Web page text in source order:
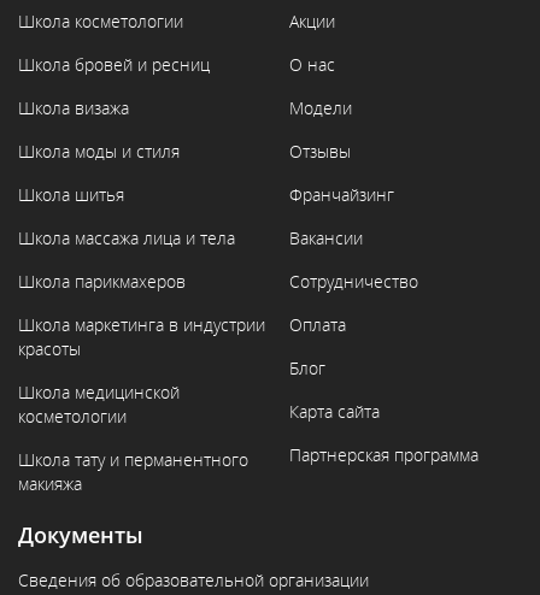
Школа косметологии
Школа бровей и ресниц
Школа визажа
Школа моды и стиля
Школа шитья
Школа массажа лица и тела
Школа парикмахеров
Школа маркетинга в индустрии
красоты
Школа медицинской
косметологии
Школа тату и перманентного
макияжа
Акции
О нас
Модели
Отзывы
Франчайзинг
Вакансии
Сотрудничество
Оплата
Блог
Карта сайта
Партнерская программа
Документы
Сведения об образовательной организации